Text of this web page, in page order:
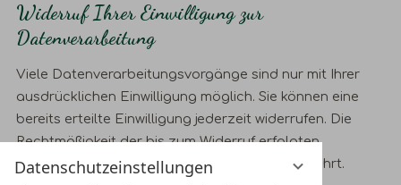
Datenschutzeinstellungen
Widerruf Ihrer Einwilligung zur
Datenverarbeitung
Viele Datenverarbeitungsvorgänge sind nur mit Ihrer
ausdrücklichen Einwilligung möglich. Sie können eine
bereits erteilte Einwilligung jederzeit widerrufen. Die
Rechtmäßigkeit der bis zum Widerruf erfolgten
Datenverarbeitung bleibt vom Widerruf unberührt.